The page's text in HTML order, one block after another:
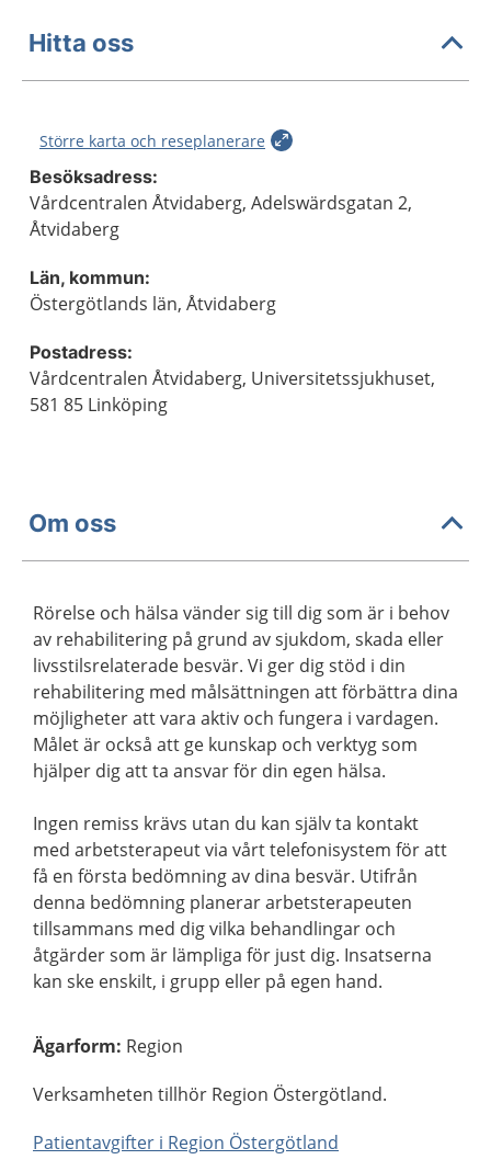
Hitta oss
Större karta och reseplanerare
Besöksadress:
Vårdcentralen Åtvidaberg, Adelswärdsgatan 2,
Åtvidaberg
Län, kommun:
Östergötlands län, Åtvidaberg
Postadress:
Vårdcentralen Åtvidaberg, Universitetssjukhuset,
581 85 Linköping
Om oss
Rörelse och hälsa vänder sig till dig som är i behov
av rehabilitering på grund av sjukdom, skada eller
livsstilsrelaterade besvär. Vi ger dig stöd i din
rehabilitering med målsättningen att förbättra dina
möjligheter att vara aktiv och fungera i vardagen.
Målet är också att ge kunskap och verktyg som
hjälper dig att ta ansvar för din egen hälsa.
Ingen remiss krävs utan du kan själv ta kontakt
med arbetsterapeut via vårt telefonisystem för att
få en första bedömning av dina besvär. Utifrån
denna bedömning planerar arbetsterapeuten
tillsammans med dig vilka behandlingar och
åtgärder som är lämpliga för just dig. Insatserna
kan ske enskilt, i grupp eller på egen hand.
Ägarform: Region
Verksamheten tillhör Region Östergötland.
Patientavgifter i Region Östergötland